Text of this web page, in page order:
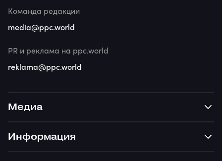
Медиа
Информация
Команда редакции
media@ppc.world
PR и реклама на ppc.world
reklama@ppc.world